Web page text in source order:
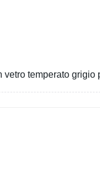
vetro temperato